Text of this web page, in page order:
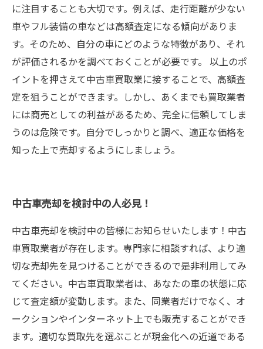
に注目することも大切です。例えば、走行距離が少ない
車やフル装備の車などは高額査定になる傾向がありま
す。そのため、自分の車にどのような特徴があり、それ
が評価されるかを調べておくことが必要です。 以上のポ
イントを押さえて中古車買取業に接することで、高額査
定を狙うことができます。しかし、あくまでも買取業者
には商売としての利益があるため、完全に信頼してしま
うのは危険です。自分でしっかりと調べ、適正な価格を
知った上で売却するようにしましょう。
中古車売却を検討中の人必見！
中古車売却を検討中の皆様にお知らせいたします！中古
車買取業者が存在します。専門家に相談すれば、より適
切な売却先を見つけることができるので是非利用してみ
てください。中古車買取業者は、あなたの車の状態に応
じて査定額が変動します。また、同業者だけでなく、オ
ークションやインターネット上でも販売することができ
ます。適切な買取先を選ぶことが現金化への近道である